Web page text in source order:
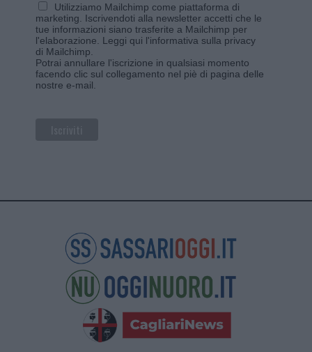
Utilizziamo Mailchimp come piattaforma di
marketing. Iscrivendoti alla newsletter accetti che le
tue informazioni siano trasferite a Mailchimp per
l'elaborazione. Leggi qui l'informativa sulla privacy
di Mailchimp
Potrai annullare l'iscrizione in qualsiasi momento
facendo clic sul collegamento nel piè di pagina delle
nostre e-mail.